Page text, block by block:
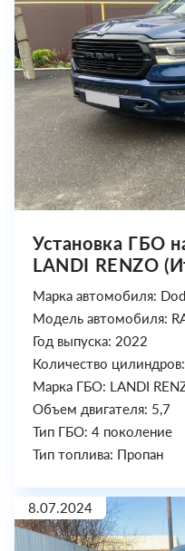
Установка ГБО
LANDI RENZO
Марка автомобиля:
Модель автомобиля:
Год выпуска: 2022
Количество
Марка ГБО: LANDI
Объем двигателя: 5,7
Тип ГБО: 4 поколение
Тип топлива: Пропан
8.07.2024